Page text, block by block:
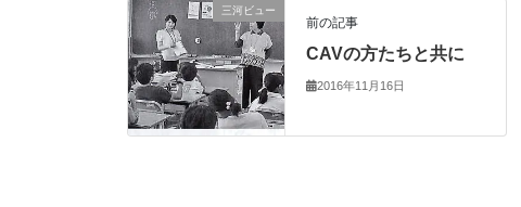
三河ビュー
前の記事
CAVの方たちと共に
2016年11月16日